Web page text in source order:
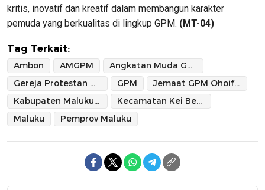
kritis, inovatif dan kreatif dalam membangun karakter
pemuda yang berkualitas di lingkup GPM. (MT-04)
Tag Terkait:
Ambon AMGPM
Angkatan Muda Gereja Protestan Maluku
Gereja Protestan Maluku
GPM
Jemaat GPM Ohoifau
Kabupaten Maluku Tenggara
Kecamatan Kei Besar Utara Timur
Maluku
Pemprov Maluku